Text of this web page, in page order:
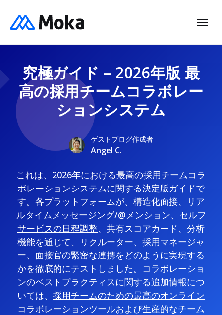
究極ガイド – 2026年版 最
高の採用チームコラボレー
ションシステム
ゲストブログ作成者
Angel C.
これは、2026年における最高の採用チームコラ
ボレーションシステムに関する決定版ガイドで
す。各プラットフォームが、構造化面接、リア
ルタイムメッセージング/@メンション、 セルフ
サービスの日程調整、共有スコアカード、分析
機能を通じて、リクルーター、採用マネージャ
ー、面接官の緊密な連携をどのように実現する
かを徹底的にテストしました。コラボレーショ
ンのベストプラクティスに関する追加情報につ
いては、 採用チームのための最高のオンライン
コラボレーションツールおよび生産的なチーム